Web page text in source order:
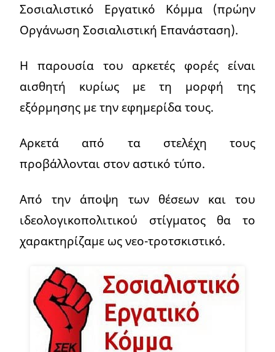
Σοσιαλιστικό Εργατικό Κόμμα (πρώην
Οργάνωση Σοσιαλιστική Επανάσταση).
Η παρουσία του αρκετές φορές είναι
αισθητή κυρίως με τη μορφή της
εξόρμησης με την εφημερίδα τους.
Αρκετά από τα στελέχη τους
προβάλλονται στον αστικό τύπο.
Από την άποψη των θέσεων και του
ιδεολογικοπολιτικού στίγματος θα το
χαρακτηρίζαμε ως νεο-τροτσκιστικό.